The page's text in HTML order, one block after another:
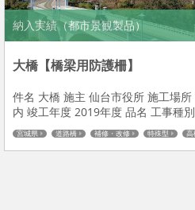
納入実績（都市景観製品）
大橋【橋梁用防護柵】
件名 大橋 施主 仙台市役所 施工場
内 竣工年度 2019年度 品名 工事種
宮城県 道路橋 補修・改修 特殊型 高